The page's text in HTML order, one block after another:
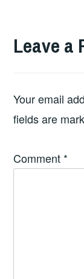
Leave a
Your email
fields are
Comment *